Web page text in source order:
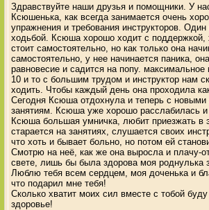
Здравствуйте наши друзья и помощники. У
Ксюшенька, как всегда занимается очень
упражнения и требования инструкторов.
ходьбой. Ксюша хорошо ходит с поддержкой,
стоит самостоятельно, но как только она
самостоятельно, у нее начинается паника,
равновесие и садится на попу. максимальное
10 и то с большим трудом и инструктор нам
ходить. Чтобы каждый день она проходила
Сегодня Ксюша отдохнула и теперь с новыми
занятиям. Ксюша уже хорошо расслабилась
Ксюша большая умничка, любит приезжать в
старается на занятиях, слушается своих
что хоть и бывает больно, но потом ей
Смотрю на неё, как же она выросла и плачу-
свете, лишь бы была здорова моя роднулька
Люблю тебя всем сердцем, моя доченька и
что подарил мне тебя!
Сколько хватит моих сил вместе с тобой буду
здоровье!